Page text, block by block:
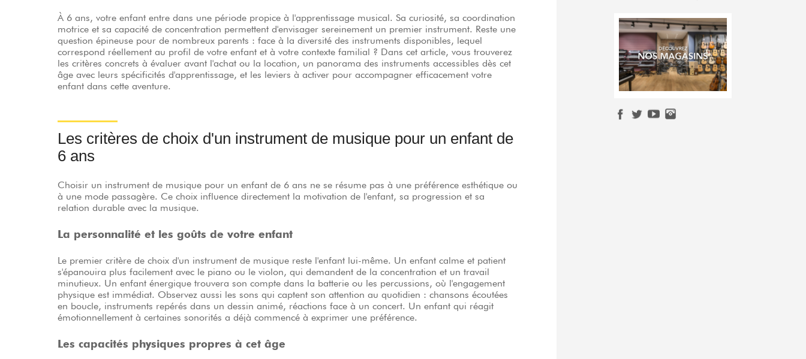
À 6 ans, votre enfant entre dans une période propice à l'apprentissage musical. Sa curiosité, sa coordination
motrice et sa capacité de concentration permettent d'envisager sereinement un premier instrument. Reste une
question épineuse pour de nombreux parents : face à la diversité des instruments disponibles, lequel
correspond réellement au profil de votre enfant et à votre contexte familial ? Dans cet article, vous trouverez
les critères concrets à évaluer avant l'achat ou la location, un panorama des instruments accessibles dès cet
âge avec leurs spécificités d'apprentissage, et les leviers à activer pour accompagner efficacement votre
enfant dans cette aventure.
Les critères de choix d'un instrument de musique pour un enfant de
6 ans
Choisir un instrument de musique pour un enfant de 6 ans ne se résume pas à une préférence esthétique ou
à une mode passagère. Ce choix influence directement la motivation de l'enfant, sa progression et sa
relation durable avec la musique.
La personnalité et les goûts de votre enfant
Le premier critère de choix d'un instrument de musique reste l'enfant lui-même. Un enfant calme et patient
s'épanouira plus facilement avec le piano ou le violon, qui demandent de la concentration et un travail
minutieux. Un enfant énergique trouvera son compte dans la batterie ou les percussions, où l'engagement
physique est immédiat. Observez aussi les sons qui captent son attention au quotidien : chansons écoutées
en boucle, instruments repérés dans un dessin animé, réactions face à un concert. Un enfant qui réagit
émotionnellement à certaines sonorités a déjà commencé à exprimer une préférence.
Les capacités physiques propres à cet âge